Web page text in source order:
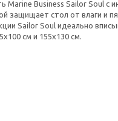
Marine Business Sailor Soul с
защищает стол от влаги и
Sailor Soul идеально
см и 155x130 см.